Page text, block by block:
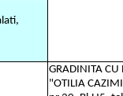
GRADINITA CU
"OTILIA